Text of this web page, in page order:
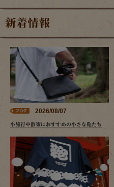
新着情報
2026/08/07
小旅行や散策におすすめの小さな鞄たち